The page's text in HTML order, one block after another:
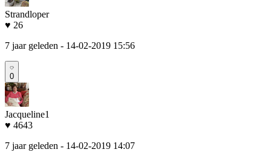
Strandloper
♥ 26
7 jaar geleden - 14-02-2019 15:56
0
Jacqueline1
♥ 4643
7 jaar geleden - 14-02-2019 14:07